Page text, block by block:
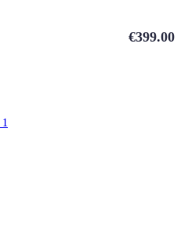
€399.00
1